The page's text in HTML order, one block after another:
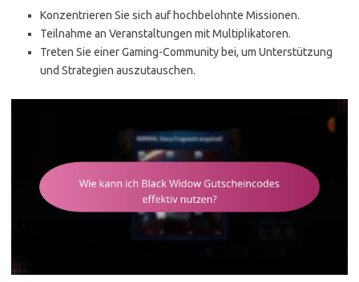
Konzentrieren Sie sich auf hochbelohnte Missionen.
Teilnahme an Veranstaltungen mit Multiplikatoren.
Treten Sie einer Gaming-Community bei, um Unterstützung
und Strategien auszutauschen.